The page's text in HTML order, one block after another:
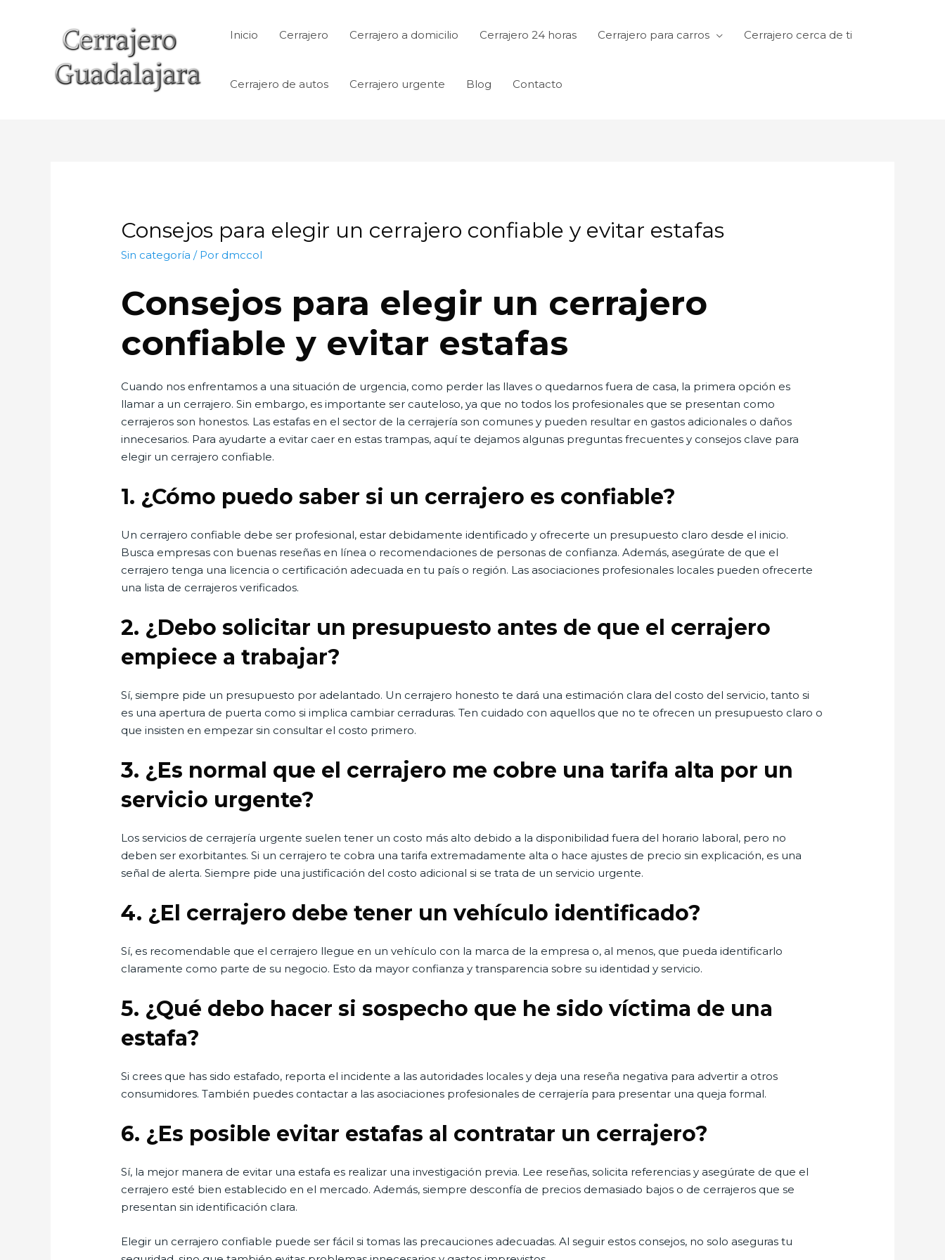
Inicio Cerrajero Cerrajero a domicilio Cerrajero 24 horas Cerrajero para carros Cerrajero cerca de ti
Cerrajero de autos Cerrajero urgente Blog Contacto
Consejos para elegir un cerrajero confiable y evitar estafas
Sin categoría / Por dmccol
Consejos para elegir un cerrajero
confiable y evitar estafas
Cuando nos enfrentamos a una situación de urgencia, como perder las llaves o quedarnos fuera de casa, la primera opción es
llamar a un cerrajero. Sin embargo, es importante ser cauteloso, ya que no todos los profesionales que se presentan como
cerrajeros son honestos. Las estafas en el sector de la cerrajería son comunes y pueden resultar en gastos adicionales o daños
innecesarios. Para ayudarte a evitar caer en estas trampas, aquí te dejamos algunas preguntas frecuentes y consejos clave para
elegir un cerrajero confiable.
1. ¿Cómo puedo saber si un cerrajero es confiable?
Un cerrajero confiable debe ser profesional, estar debidamente identificado y ofrecerte un presupuesto claro desde el inicio.
Busca empresas con buenas reseñas en línea o recomendaciones de personas de confianza. Además, asegúrate de que el
cerrajero tenga una licencia o certificación adecuada en tu país o región. Las asociaciones profesionales locales pueden ofrecerte
una lista de cerrajeros verificados.
2. ¿Debo solicitar un presupuesto antes de que el cerrajero
empiece a trabajar?
Sí, siempre pide un presupuesto por adelantado. Un cerrajero honesto te dará una estimación clara del costo del servicio, tanto si
es una apertura de puerta como si implica cambiar cerraduras. Ten cuidado con aquellos que no te ofrecen un presupuesto claro o
que insisten en empezar sin consultar el costo primero.
3. ¿Es normal que el cerrajero me cobre una tarifa alta por un
servicio urgente?
Los servicios de cerrajería urgente suelen tener un costo más alto debido a la disponibilidad fuera del horario laboral, pero no
deben ser exorbitantes. Si un cerrajero te cobra una tarifa extremadamente alta o hace ajustes de precio sin explicación, es una
señal de alerta. Siempre pide una justificación del costo adicional si se trata de un servicio urgente.
4. ¿El cerrajero debe tener un vehículo identificado?
Sí, es recomendable que el cerrajero llegue en un vehículo con la marca de la empresa o, al menos, que pueda identificarlo
claramente como parte de su negocio. Esto da mayor confianza y transparencia sobre su identidad y servicio.
5. ¿Qué debo hacer si sospecho que he sido víctima de una
estafa?
Si crees que has sido estafado, reporta el incidente a las autoridades locales y deja una reseña negativa para advertir a otros
consumidores. También puedes contactar a las asociaciones profesionales de cerrajería para presentar una queja formal.
6. ¿Es posible evitar estafas al contratar un cerrajero?
Sí, la mejor manera de evitar una estafa es realizar una investigación previa. Lee reseñas, solicita referencias y asegúrate de que el
cerrajero esté bien establecido en el mercado. Además, siempre desconfía de precios demasiado bajos o de cerrajeros que se
presentan sin identificación clara.
Elegir un cerrajero confiable puede ser fácil si tomas las precauciones adecuadas. Al seguir estos consejos, no solo aseguras tu